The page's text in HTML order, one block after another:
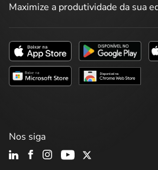
Maximize a produtividade da sua
Nos siga